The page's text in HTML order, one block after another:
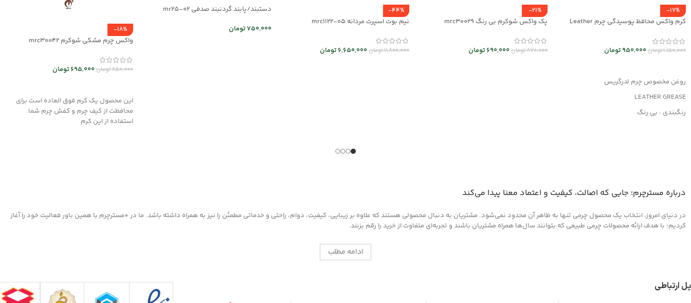
-17%
کرم واکس محافظ پوسیدگی چرم Leather
1,150,000تومان950,000تومان
روغن مخصوص چرم لدرگریس
LEATHER GREASE
رنگبندی : بی رنگ
-21%
پک واکس شوکرم بی رنگ mrc30029
870,000تومان690,000 تومان
-44%
نیم بوت اسپرت مردانه mrc1122-05
11,800,000تومان6,650,000 تومان
دستبند/پابند گردنبند صدفی mr25-02
750,000تومان
-18%
واکس چرم مشکی شوکرم mrc30042
850,000تومان695,000 تومان
این محصول یک کرم فوق العاده است برای
محافظت از کیف چرم و کفش چرم شما.
استفاده از این کرم
درباره مسترچرم؛ جایی که اصالت، کیفیت و اعتماد معنا پیدا می‌کند
در دنیای امروز، انتخاب یک محصول چرمی تنها به ظاهر آن محدود نمی‌شود. مشتریان به دنبال محصولی هستند که علاوه بر زیبایی، کیفیت، دوام، راحتی و خدماتی مطمئن را نیز به همراه داشته باشد. ما در *مسترچرم با همین باور فعالیت خود را آغاز
کردیم؛ با هدف ارائه محصولات چرمی طبیعی که بتوانند سال‌ها همراه مشتریان باشند و تجربه‌ای متفاوت از خرید را رقم بزنند.
ادامه مطلب
پل ارتباطی